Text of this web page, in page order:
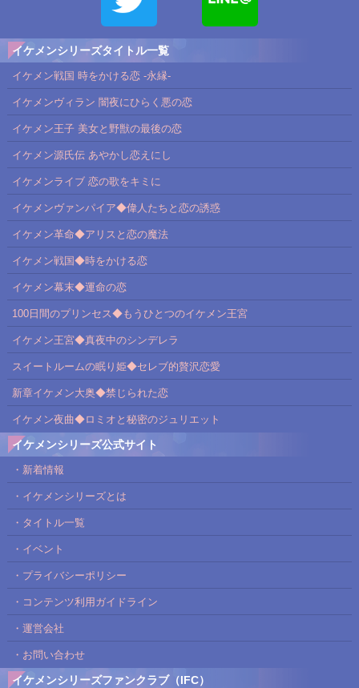
イケメンシリーズタイトル一覧
イケメン戦国 時をかける恋 -永縁-
イケメンヴィラン 闇夜にひらく悪の恋
イケメン王子 美女と野獣の最後の恋
イケメン源氏伝 あやかし恋えにし
イケメンライブ 恋の歌をキミに
イケメンヴァンパイア◆偉人たちと恋の誘惑
イケメン革命◆アリスと恋の魔法
イケメン戦国◆時をかける恋
イケメン幕末◆運命の恋
100日間のプリンセス◆もうひとつのイケメン王宮
イケメン王宮◆真夜中のシンデレラ
スイートルームの眠り姫◆セレブ的贅沢恋愛
新章イケメン大奥◆禁じられた恋
イケメン夜曲◆ロミオと秘密のジュリエット
イケメンシリーズ公式サイト
・新着情報
・イケメンシリーズとは
・タイトル一覧
・イベント
・プライバシーポリシー
・コンテンツ利用ガイドライン
・運営会社
・お問い合わせ
イケメンシリーズファンクラブ（IFC）